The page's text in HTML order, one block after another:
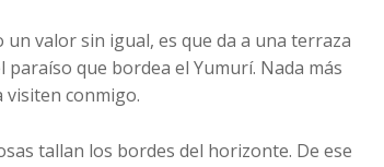
valor sin igual, es que da a una terraza
que bordea el Yumurí. Nada más
visiten conmigo.
tallan los bordes del horizonte. De ese